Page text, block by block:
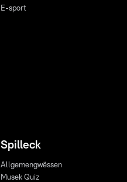
E-sport
Spilleck
Allgemengwëssen
Musek Quiz